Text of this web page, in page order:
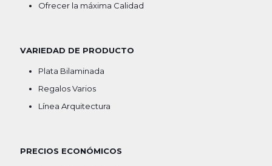
Ofrecer la máxima Calidad
VARIEDAD DE PRODUCTO
Plata Bilaminada
Regalos Varios
Línea Arquitectura
PRECIOS ECONÓMICOS